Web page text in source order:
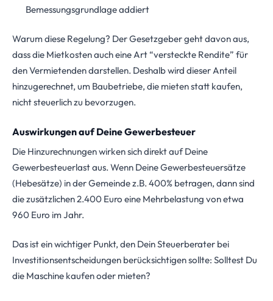
Bemessungsgrundlage addiert
Warum diese Regelung? Der Gesetzgeber geht davon aus,
dass die Mietkosten auch eine Art “versteckte Rendite” für
den Vermietenden darstellen. Deshalb wird dieser Anteil
hinzugerechnet, um Baubetriebe, die mieten statt kaufen,
nicht steuerlich zu bevorzugen.
Auswirkungen auf Deine Gewerbesteuer
Die Hinzurechnungen wirken sich direkt auf Deine
Gewerbesteuerlast aus. Wenn Deine Gewerbesteuersätze
(Hebesätze) in der Gemeinde z.B. 400% betragen, dann sind
die zusätzlichen 2.400 Euro eine Mehrbelastung von etwa
960 Euro im Jahr.
Das ist ein wichtiger Punkt, den Dein Steuerberater bei
Investitionsentscheidungen berücksichtigen sollte: Solltest Du
die Maschine kaufen oder mieten?